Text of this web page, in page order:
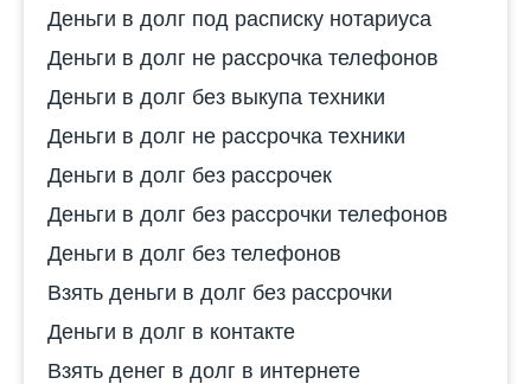
Деньги в долг под расписку нотариуса
Деньги в долг не рассрочка телефонов
Деньги в долг без выкупа техники
Деньги в долг не рассрочка техники
Деньги в долг без рассрочек
Деньги в долг без рассрочки телефонов
Деньги в долг без телефонов
Взять деньги в долг без рассрочки
Деньги в долг в контакте
Взять денег в долг в интернете